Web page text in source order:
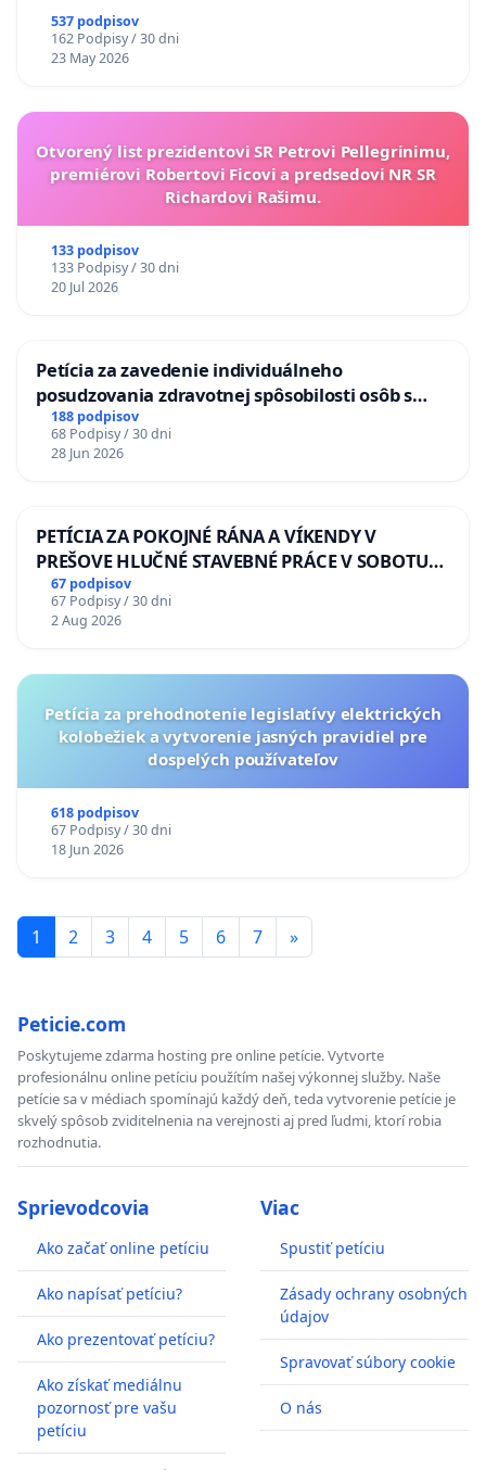
537 podpisov
162 Podpisy / 30 dni
23 May 2026
Otvorený list prezidentovi SR Petrovi Pellegrinimu,
premiérovi Robertovi Ficovi a predsedovi NR SR
Richardovi Rašimu.
133 podpisov
133 Podpisy / 30 dni
20 Jul 2026
Petícia za zavedenie individuálneho
posudzovania zdravotnej spôsobilosti osôb s
diabetom 1. a 2. typu pri prijímaní do
Policajného zboru SR
188 podpisov
68 Podpisy / 30 dni
28 Jun 2026
PETÍCIA ZA POKOJNÉ RÁNA A VÍKENDY V
PREŠOVE HLUČNÉ STAVEBNÉ PRÁCE V SOBOTU
LEN OD 9.00 DO 13.00 HOD., CEZ PRACOVNÝ
TÝŽDEŇ CIEĽ 8.00 – 18.00 HOD. A PRAVIDELNÁ
KONTROLA STAVBY C-AREA NA
67 podpisov
67 Podpisy / 30 dni
2 Aug 2026
Petícia za prehodnotenie legislatívy elektrických
kolobežiek a vytvorenie jasných pravidiel pre
dospelých používateľov
618 podpisov
67 Podpisy / 30 dni
18 Jun 2026
1 2 3 4 5 6 7 »
Peticie.com
Poskytujeme zdarma hosting pre online petície. Vytvorte
profesionálnu online petíciu použítím našej výkonnej služby. Naše
petície sa v médiach spomínajú každý deň, teda vytvorenie petície je
skvelý spôsob zviditelnenia na verejnosti aj pred ľudmi, ktorí robia
rozhodnutia.
Sprievodcovia
Ako začať online petíciu
Ako napísať petíciu?
Ako prezentovať petíciu?
Ako získať mediálnu
pozornosť pre vašu
petíciu
Viac
Spustiť petíciu
Zásady ochrany osobných
údajov
Spravovať súbory cookie
O nás